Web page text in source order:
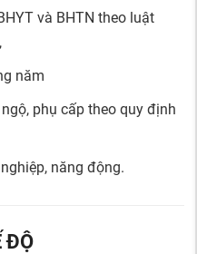
và BHTN theo luật
năm
phụ cấp theo quy định
năng động.
ĐỘ